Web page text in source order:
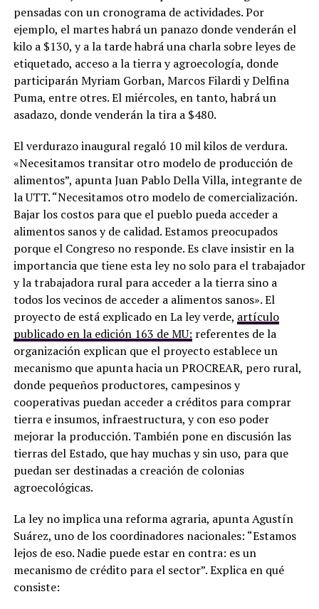
pensadas con un cronograma de actividades. Por
ejemplo, el martes habrá un panazo donde venderán el
kilo a $130, y a la tarde habrá una charla sobre leyes de
etiquetado, acceso a la tierra y agroecología, donde
participarán Myriam Gorban, Marcos Filardi y Delfina
Puma, entre otres. El miércoles, en tanto, habrá un
asadazo, donde venderán la tira a $480.
El verdurazo inaugural regaló 10 mil kilos de verdura.
«Necesitamos transitar otro modelo de producción de
alimentos”, apunta Juan Pablo Della Villa, integrante de
la UTT. “Necesitamos otro modelo de comercialización.
Bajar los costos para que el pueblo pueda acceder a
alimentos sanos y de calidad. Estamos preocupados
porque el Congreso no responde. Es clave insistir en la
importancia que tiene esta ley no solo para el trabajador
y la trabajadora rural para acceder a la tierra sino a
todos los vecinos de acceder a alimentos sanos». El
proyecto de está explicado en La ley verde, artículo
publicado en la edición 163 de MU: referentes de la
organización explican que el proyecto establece un
mecanismo que apunta hacia un PROCREAR, pero rural,
donde pequeños productores, campesinos y
cooperativas puedan acceder a créditos para comprar
tierra e insumos, infraestructura, y con eso poder
mejorar la producción. También pone en discusión las
tierras del Estado, que hay muchas y sin uso, para que
puedan ser destinadas a creación de colonias
agroecológicas.
La ley no implica una reforma agraria, apunta Agustín
Suárez, uno de los coordinadores nacionales: “Estamos
lejos de eso. Nadie puede estar en contra: es un
mecanismo de crédito para el sector”. Explica en qué
consiste: